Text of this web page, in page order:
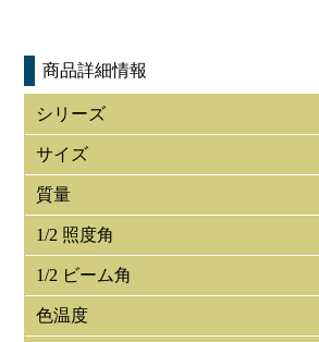
商品詳細情報
シリーズ
サイズ
質量
1/2 照度角
1/2 ビーム角
色温度